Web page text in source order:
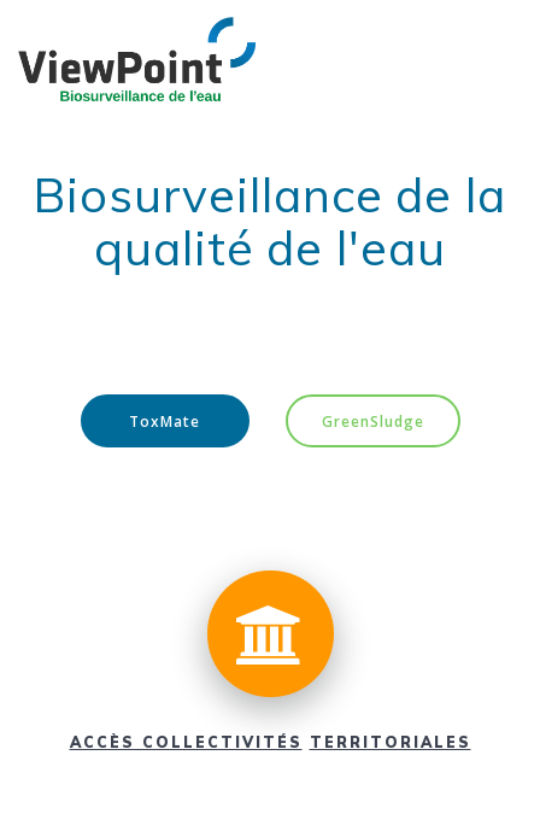
Biosurveillance de la
qualité de l'eau
ToxMate GreenSludge
ACCÈS COLLECTIVITÉS TERRITORIALES